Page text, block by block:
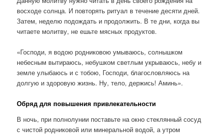
восходе солнца. И повторять ритуал в течение десяти дней.
Затем, неделю подождать и продолжить. В те дни, когда вы
читаете молитву, не ешьте мясных продуктов.
«Господи, я водою родниковою умываюсь, солнышком
небесным вытираюсь, небушком светлым укрываюсь, небу и
земле улыбаюсь и с тобою, Господи, благословляюсь на
долгую и здоровую жизнь. Ну, тело, держись! Аминь».
Обряд для повышения привлекательности
В ночь, при полнолунии поставьте на окно стеклянный сосуд
с чистой родниковой или минеральной водой, а утром